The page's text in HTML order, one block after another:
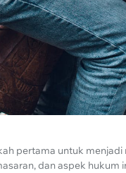
pertama untuk
dan aspek hukum